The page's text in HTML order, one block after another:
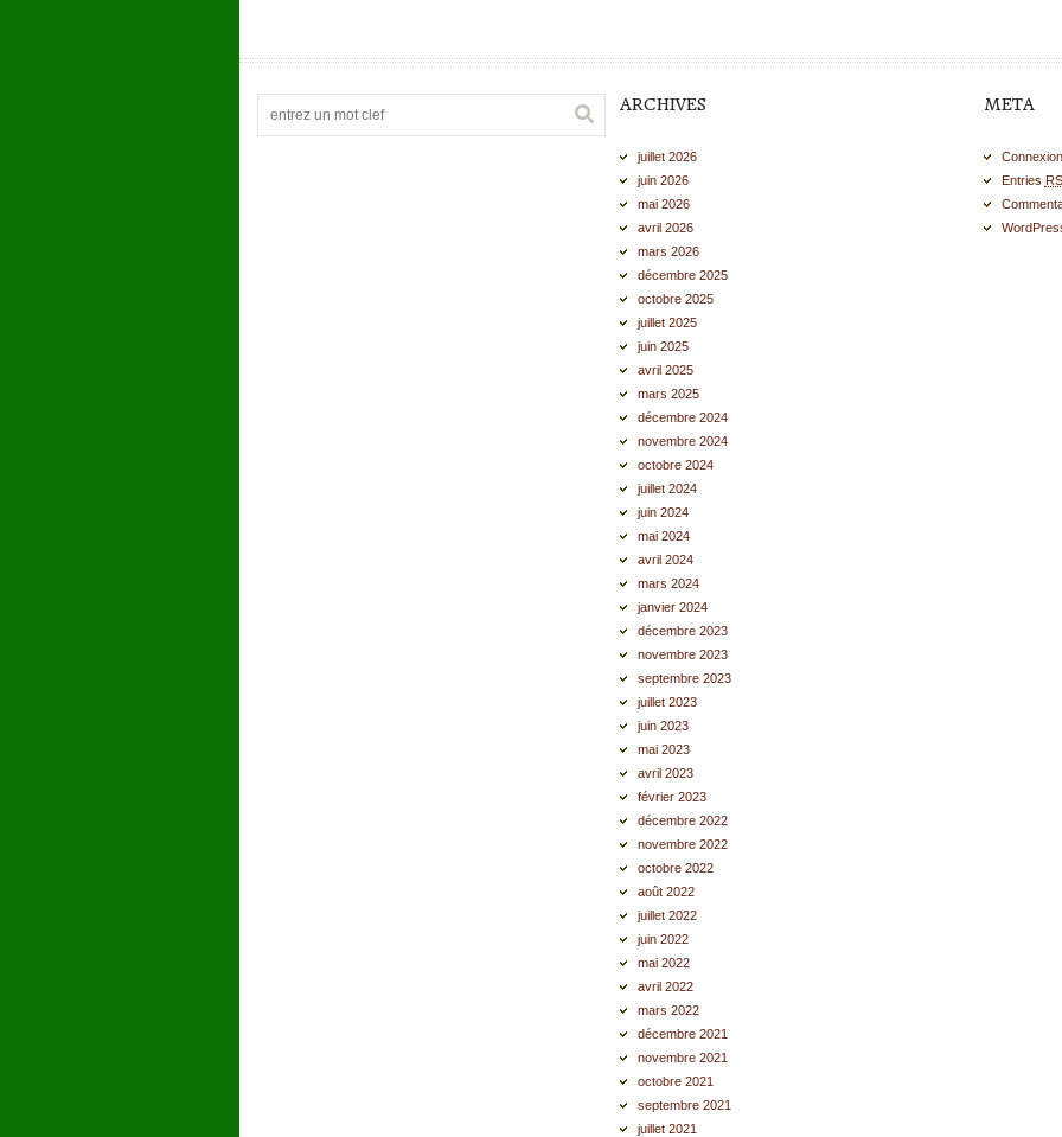
ARCHIVES
juillet 2026
juin 2026
mai 2026
avril 2026
mars 2026
décembre 2025
octobre 2025
juillet 2025
juin 2025
avril 2025
mars 2025
décembre 2024
novembre 2024
octobre 2024
juillet 2024
juin 2024
mai 2024
avril 2024
mars 2024
janvier 2024
décembre 2023
novembre 2023
septembre 2023
juillet 2023
juin 2023
mai 2023
avril 2023
février 2023
décembre 2022
novembre 2022
octobre 2022
août 2022
juillet 2022
juin 2022
mai 2022
avril 2022
mars 2022
décembre 2021
novembre 2021
octobre 2021
septembre 2021
juillet 2021
META
Connexion
Entries